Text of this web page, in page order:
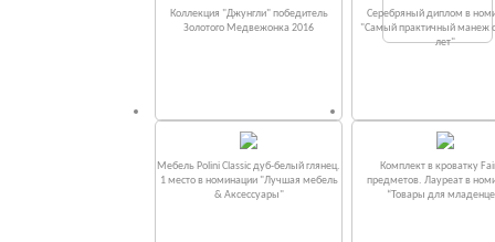
Коллекция "Джунгли" победитель
Золотого Медвежонка 2016
Серебряный диплом в
"Самый практичный манеж
лет"
Мебель Polini Classic дуб-белый глянец.
1 место в номинации "Лучшая мебель
& Аксессуары"
Комплект в кроватку
предметов. Лауреат в
“Товары для